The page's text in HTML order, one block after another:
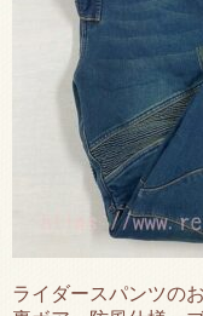
ライダースパンツの